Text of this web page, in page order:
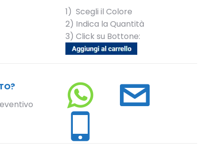
1) Scegli il Colore
2) Indica la Quantità
3) Click su Bottone:
WhatsApp
E-
Telefono